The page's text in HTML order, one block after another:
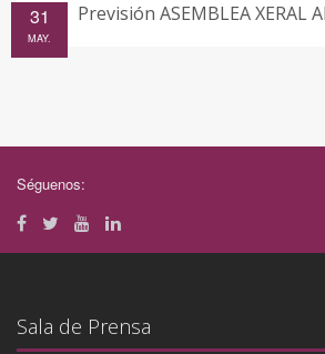
Previsión ASEMBLEA XERAL
31
MAY.
Séguenos:
Sala de Prensa